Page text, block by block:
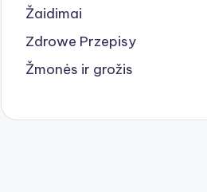
Žaidimai
Zdrowe Przepisy
Žmonės ir grožis